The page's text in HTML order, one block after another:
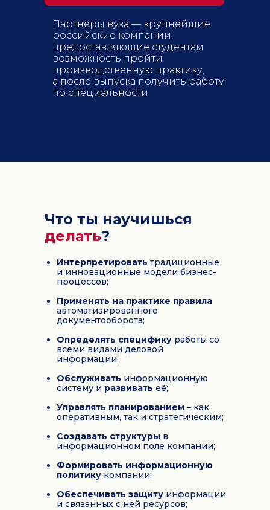
Партнеры вуза — крупнейшие
российские компании,
предоставляющие студентам
возможность пройти
производственную практику,
а после выпуска получить работу
по специальности
Что ты научишься
делать?
Интерпретировать традиционные
и инновационные модели бизнес-
процессов;
Применять на практике правила
автоматизированного
документооборота;
Определять специфику работы со
всеми видами деловой
информации;
Обслуживать информационную
систему и развивать её;
Управлять планированием – как
оперативным, так и стратегическим;
Создавать структуры в
информационном поле компании;
Формировать информационную
политику компании;
Обеспечивать защиту информации
и связанных с ней ресурсов;